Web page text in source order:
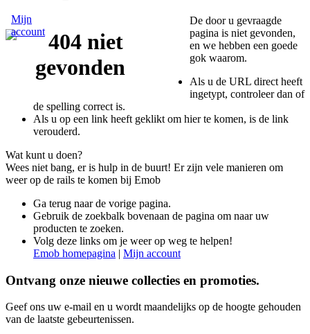
Mijn
account
De door u gevraagde
pagina is niet gevonden,
en we hebben een goede
gok waarom.
Als u de URL direct heeft
ingetypt, controleer dan of
de spelling correct is.
Als u op een link heeft geklikt om hier te komen, is de link
verouderd.
Wat kunt u doen?
Wees niet bang, er is hulp in de buurt! Er zijn vele manieren om
weer op de rails te komen bij Emob
Ga terug naar de vorige pagina.
Gebruik de zoekbalk bovenaan de pagina om naar uw
producten te zoeken.
Volg deze links om je weer op weg te helpen!
Emob homepagina | Mijn account
Ontvang onze nieuwe collecties en promoties.
Geef ons uw e-mail en u wordt maandelijks op de hoogte gehouden
van de laatste gebeurtenissen.